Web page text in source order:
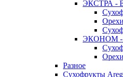
ЭКСТРА -
ЭКОНОМ -
Разное
Сухофрукты